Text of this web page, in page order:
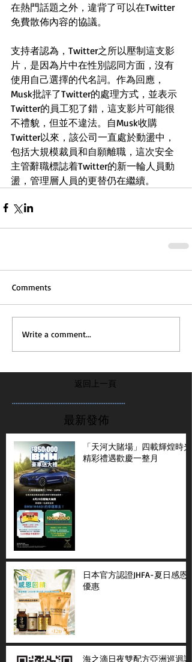
在熱門話題之外，違背了可以在Twitter
免費散佈內容的協議。
支持者認為，Twitter之所以壓制這支影
片，是因為片中在性別認同方面，沒有
使用自己選擇的代名詞。作為回應，
Musk批評了Twitter的處理方式，並表示
Twitter的員工犯了錯，這支影片可能很
不禮貌，但並不違法。自Musk收購
Twitter以來，該公司一直處於動盪中，
包括大規模裁員和自願離職，這次安全
主管辭職標誌着Twitter的新一輪人員動
盪，管理層人員的更替仍在繼續。
Comments
Write a comment...
返回上一頁
...............................................................
最新發佈
「天河大賭場」四載輝煌時光
精彩禮遇歡慶一整月
日本官方認證JHFA-夏日感恩
優惠
海之滴日夜雙配方亞洲巡迴講